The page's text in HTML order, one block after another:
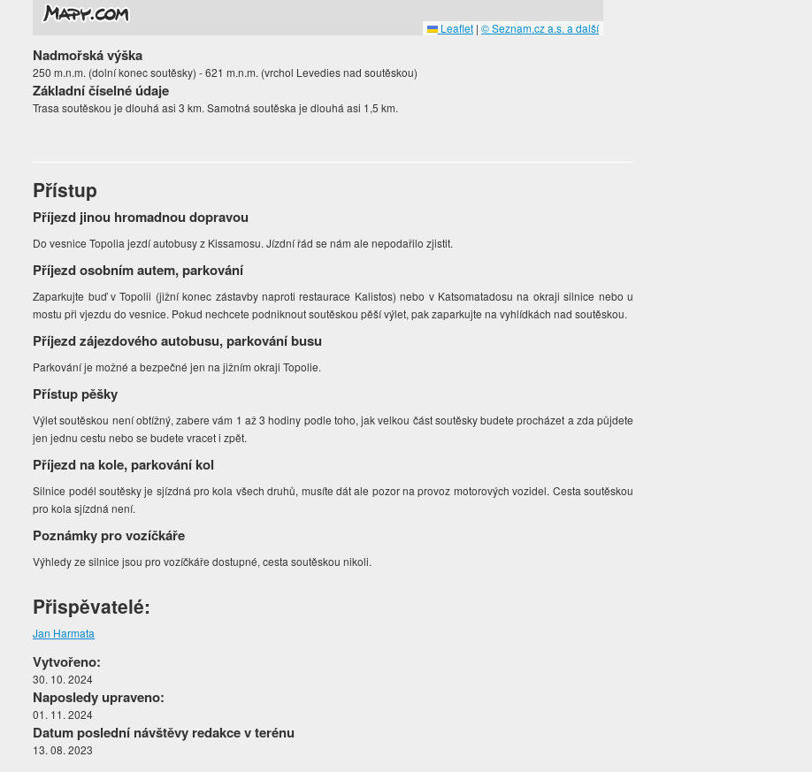
Leaflet | © Seznam.cz a.s. a další
Nadmořská výška
250 m.n.m. (dolní konec soutěsky) - 621 m.n.m. (vrchol Levedies nad soutěskou)
Základní číselné údaje
Trasa soutěskou je dlouhá asi 3 km. Samotná soutěska je dlouhá asi 1,5 km.
Přístup
Příjezd jinou hromadnou dopravou
Do vesnice Topolia jezdí autobusy z Kissamosu. Jízdní řád se nám ale nepodařilo zjistit.
Příjezd osobním autem, parkování
Zaparkujte buď v Topolii (jižní konec zástavby naproti restaurace Kalistos) nebo v Katsomatadosu na okraji silnice nebo u
mostu při vjezdu do vesnice. Pokud nechcete podniknout soutěskou pěší výlet, pak zaparkujte na vyhlídkách nad soutěskou.
Příjezd zájezdového autobusu, parkování busu
Parkování je možné a bezpečné jen na jižním okraji Topolie.
Přístup pěšky
Výlet soutěskou není obtížný, zabere vám 1 až 3 hodiny podle toho, jak velkou část soutěsky budete procházet a zda půjdete
jen jednu cestu nebo se budete vracet i zpět.
Příjezd na kole, parkování kol
Silnice podél soutěsky je sjízdná pro kola všech druhů, musíte dát ale pozor na provoz motorových vozidel. Cesta soutěskou
pro kola sjízdná není.
Poznámky pro vozíčkáře
Výhledy ze silnice jsou pro vozíčkáře dostupné, cesta soutěskou nikoli.
Přispěvatelé:
Jan Harmata
Vytvořeno:
30. 10. 2024
Naposledy upraveno:
01. 11. 2024
Datum poslední návštěvy redakce v terénu
13. 08. 2023